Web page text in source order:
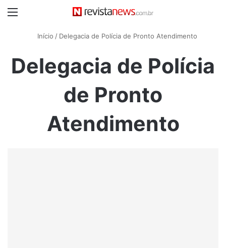
Início / Delegacia de Polícia de Pronto Atendimento
Delegacia de Polícia
de Pronto
Atendimento